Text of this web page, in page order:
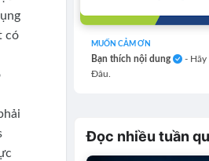
có
MUỐN CẢM ƠN
Bạn thích nội dung
- Hãy
Đâu.
Đọc nhiều tuần